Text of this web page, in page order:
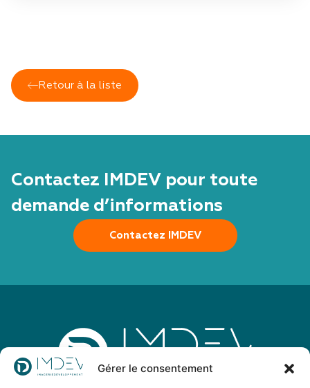
Gérer le consentement
Retour à la liste
Contactez IMDEV pour toute
demande d’informations
Contactez IMDEV